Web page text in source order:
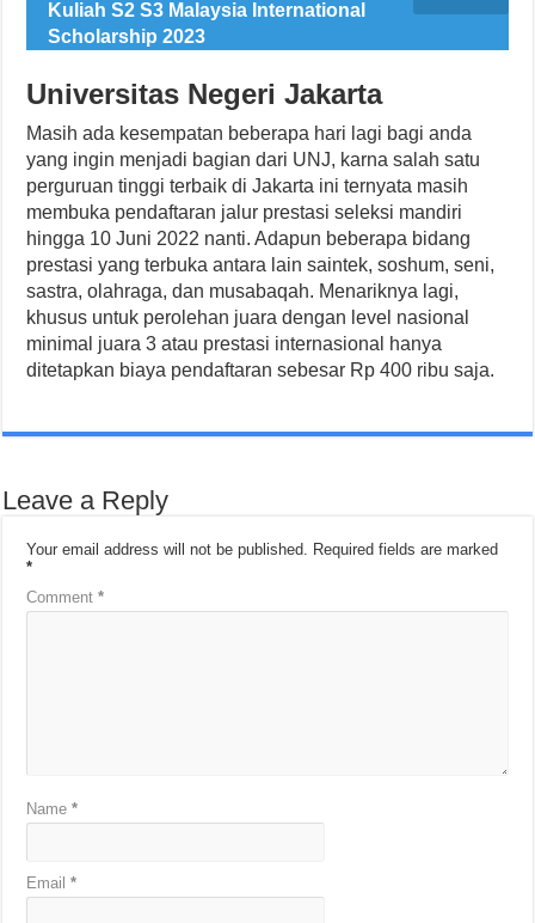
Kuliah S2 S3 Malaysia International
Scholarship 2023
Universitas Negeri Jakarta
Masih ada kesempatan beberapa hari lagi bagi anda
yang ingin menjadi bagian dari UNJ, karna salah satu
perguruan tinggi terbaik di Jakarta ini ternyata masih
membuka pendaftaran jalur prestasi seleksi mandiri
hingga 10 Juni 2022 nanti. Adapun beberapa bidang
prestasi yang terbuka antara lain saintek, soshum, seni,
sastra, olahraga, dan musabaqah. Menariknya lagi,
khusus untuk perolehan juara dengan level nasional
minimal juara 3 atau prestasi internasional hanya
ditetapkan biaya pendaftaran sebesar Rp 400 ribu saja.
Leave a Reply
Your email address will not be published. Required fields are marked
*
Comment*
Name*
Email*